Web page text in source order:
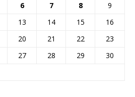
6 7 8
9
13 14 15
16
20 21 22
23
27 28 29
30